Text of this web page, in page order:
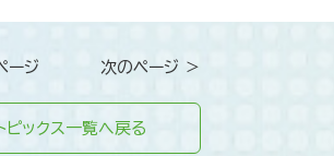
ージ 次のページ ＞
ピックス一覧へ戻る